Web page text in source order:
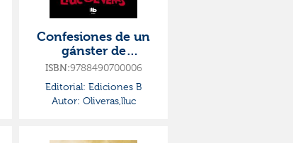
Confesiones de un
gánster de
barcelona
ISBN:9788490700006
Editorial: Ediciones B
Autor: Oliveras,lluc